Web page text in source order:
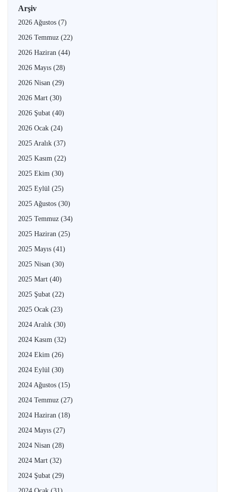
Arşiv
2026 Ağustos (7)
2026 Temmuz (22)
2026 Haziran (44)
2026 Mayıs (28)
2026 Nisan (29)
2026 Mart (30)
2026 Şubat (40)
2026 Ocak (24)
2025 Aralık (37)
2025 Kasım (22)
2025 Ekim (30)
2025 Eylül (25)
2025 Ağustos (30)
2025 Temmuz (34)
2025 Haziran (25)
2025 Mayıs (41)
2025 Nisan (30)
2025 Mart (40)
2025 Şubat (22)
2025 Ocak (23)
2024 Aralık (30)
2024 Kasım (32)
2024 Ekim (26)
2024 Eylül (30)
2024 Ağustos (15)
2024 Temmuz (27)
2024 Haziran (18)
2024 Mayıs (27)
2024 Nisan (28)
2024 Mart (32)
2024 Şubat (29)